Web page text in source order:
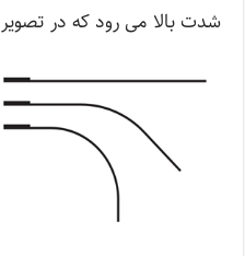
شدت بالا می رود که در